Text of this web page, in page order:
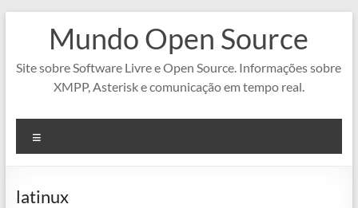
conteúdo
Mundo Open Source
Site sobre Software Livre e Open Source. Informações sobre
XMPP, Asterisk e comunicação em tempo real.
latinux